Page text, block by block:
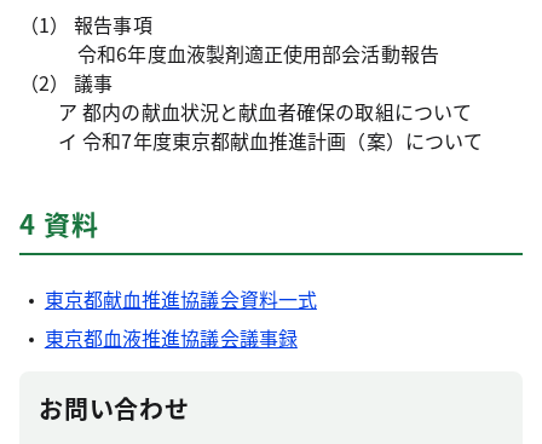
（1） 報告事項
令和6年度血液製剤適正使用部会活動報告
（2） 議事
ア 都内の献血状況と献血者確保の取組について
イ 令和7年度東京都献血推進計画（案）について
4 資料
東京都献血推進協議会資料一式
東京都血液推進協議会議事録
お問い合わせ